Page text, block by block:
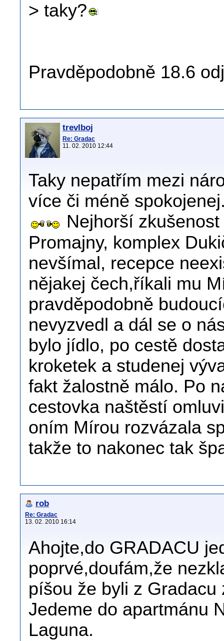
> taky?
Pravděpodobně 18.6
trevlboj
Re: Gradac
11. 02. 2010 12:44
Taky nepatřím mezi
více či méně
Nejhorší
Promajny, komplex
nevšímal, recepce
nějakej čech,říkali mu
pravděpodobně
nevyzvedl a dál se o
bylo jídlo, po cestě
kroketek a studenej
fakt žalostně málo. Po
cestovka naštěstí
oním Mírou rozvázala
takže to nakonec tak
rob
Re: Gradac
13. 02. 2010 16:14
Ahojte,do GRADACU
poprvé,doufám,že
píšou že byli z Gradacu
Jedeme do apartmánu
Laguna.